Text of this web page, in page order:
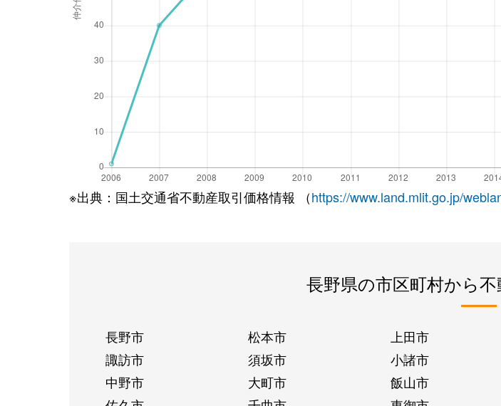
※出典：国土交通省不動産取引価格情報 （https://www.land.mlit.go.jp/
長野県の市区町村から
長野市 松本市 上田市
諏訪市
須坂市 小諸市
中野市
大町市 飯山市